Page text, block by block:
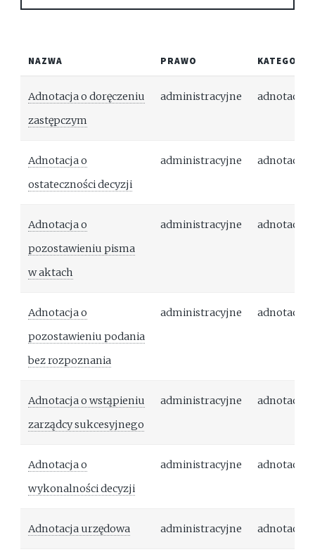
NAZWA PRAWO KATEGORIA
Adnotacja o doręczeniu
zastępczym
administracyjne adnotacja
Adnotacja o
ostateczności decyzji
administracyjne adnotacja
Adnotacja o
pozostawieniu pisma
w aktach
administracyjne adnotacja
Adnotacja o
pozostawieniu podania
bez rozpoznania
administracyjne adnotacja
Adnotacja o wstąpieniu
zarządcy sukcesyjnego
administracyjne adnotacja
Adnotacja o
wykonalności decyzji
administracyjne adnotacja
Adnotacja urzędowa administracyjne adnotacja